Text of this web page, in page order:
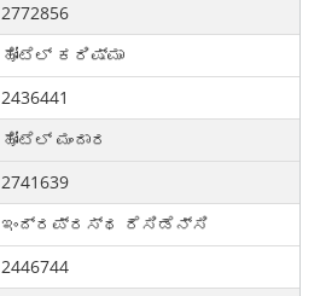
2772856
ಹೋಟೆಲ್ ಕರಿಷ್ಮಾ
2436441
ಹೋಟೆಲ್ ಮಂದಾರ
2741639
ಇಂದ್ರಪ್ರಸ್ಥ ರೆಸಿಡೆನ್ಸಿ
2446744